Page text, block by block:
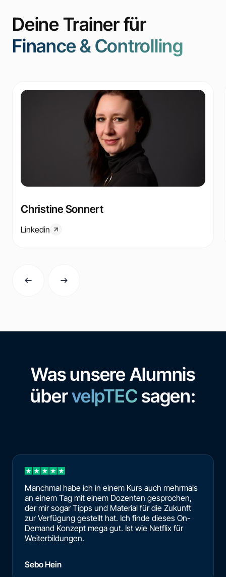
Deine Trainer für
Finance & Controlling
Christine Sonnert
Linkedin
Was unsere Alumnis
übervelpTEC sagen:
Manchmal habe ich in einem Kurs auch mehrmals
an einem Tag mit einem Dozenten gesprochen,
der mir sogar Tipps und Material für die Zukunft
zur Verfügung gestellt hat. Ich finde dieses On-
Demand Konzept mega gut. Ist wie Netflix für
Weiterbildungen.
Sebo Hein